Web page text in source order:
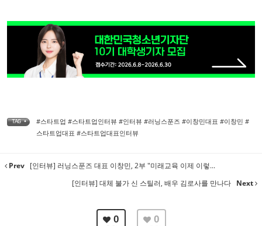
TAG •
#스타트업 #스타트업인터뷰 #인터뷰 #러닝스푼즈 #이창민대표 #이창민 #
스타트업대표 #스타트업대표인터뷰
Prev [인터뷰] 러닝스푼즈 대표 이창민, 2부 "미래교육 이제 이렇...
[인터뷰] 대체 불가 신 스틸러, 배우 김로사를 만나다 Next
0 0